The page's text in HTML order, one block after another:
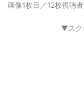
画像1枚目／12枚視聴
▼スク